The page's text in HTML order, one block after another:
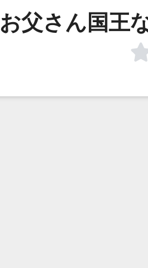
お父さん国王